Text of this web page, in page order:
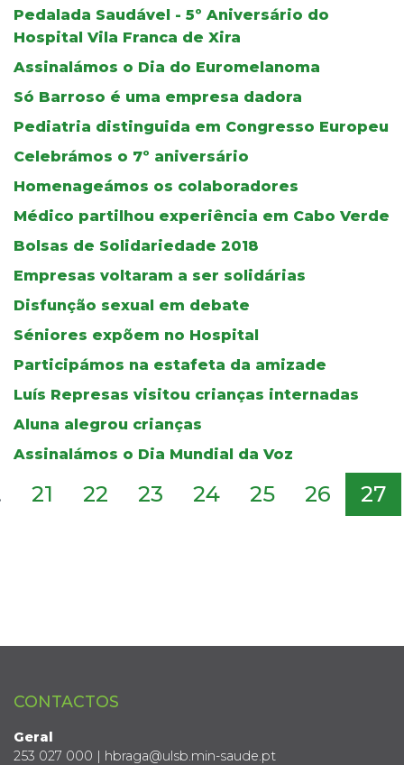
Pedalada Saudável - 5º Aniversário do
Hospital Vila Franca de Xira
Assinalámos o Dia do Euromelanoma
Só Barroso é uma empresa dadora
Pediatria distinguida em Congresso Europeu
Celebrámos o 7º aniversário
Homenageámos os colaboradores
Médico partilhou experiência em Cabo Verde
Bolsas de Solidariedade 2018
Empresas voltaram a ser solidárias
Disfunção sexual em debate
Séniores expõem no Hospital
Participámos na estafeta da amizade
Luís Represas visitou crianças internadas
Aluna alegrou crianças
Assinalámos o Dia Mundial da Voz
21 22 23 24 25 26 27
CONTACTOS
Geral
253 027 000 | hbraga@ulsb.min-saude.pt